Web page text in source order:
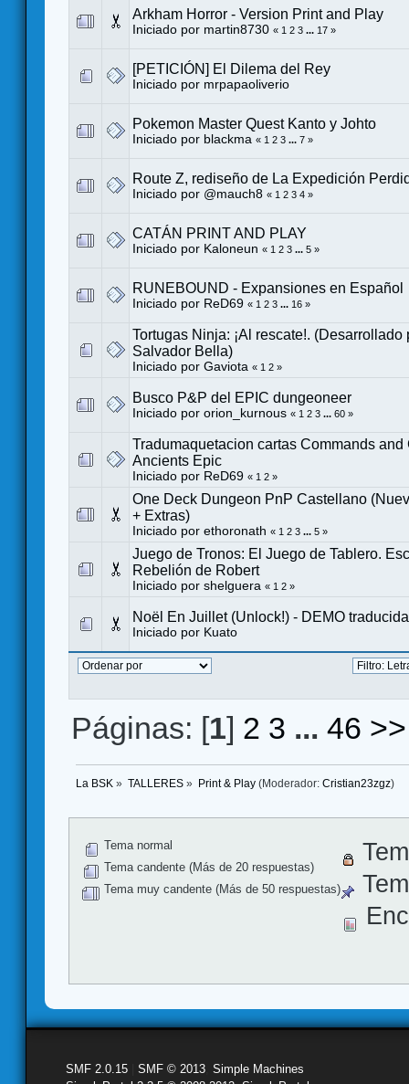
Arkham Horror - Version Print and Play
Iniciado por martin8730 « 1 2 3 ... 17 »
[PETICIÓN] El Dilema del Rey
Iniciado por mrpapaoliverio
Pokemon Master Quest Kanto y Johto
Iniciado por blackma « 1 2 3 ... 7 »
Route Z, rediseño de La Expedición
Iniciado por @mauch8 « 1 2 3 4 »
CATÁN PRINT AND PLAY
Iniciado por Kaloneun « 1 2 3 ... 5 »
RUNEBOUND - Expansiones en Español
Iniciado por ReD69 « 1 2 3 ... 16 »
Tortugas Ninja: ¡Al rescate!. (Desarrollado
Salvador Bella)
Iniciado por Gaviota « 1 2 »
Busco P&P del EPIC dungeoneer
Iniciado por orion_kurnous « 1 2 3 ... 60 »
Tradumaquetacion cartas Commands and
Ancients Epic
Iniciado por ReD69 « 1 2 »
One Deck Dungeon PnP Castellano
+ Extras)
Iniciado por ethoronath « 1 2 3 ... 5 »
Juego de Tronos: El Juego de Tablero.
Rebelión de Robert
Iniciado por shelguera « 1 2 »
Noël En Juillet (Unlock!) - DEMO traducida
Iniciado por Kuato
Páginas: [1] 2 3 ...46 >>
La BSK » TALLERES» Print & Play(Moderador: Cristian23zgz)
Tema normal
Tema candente (Más de 20 respuestas)
Tema muy candente (Más de 50 respuestas)
SMF 2.0.15 SMF © 2013 Simple Machines